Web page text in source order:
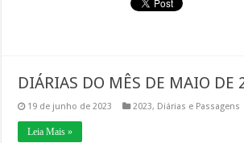
DIÁRIAS DO MÊS DE MAIO DE
19 de junho de 2023 2023, Diárias e Passagens
Leia Mais »